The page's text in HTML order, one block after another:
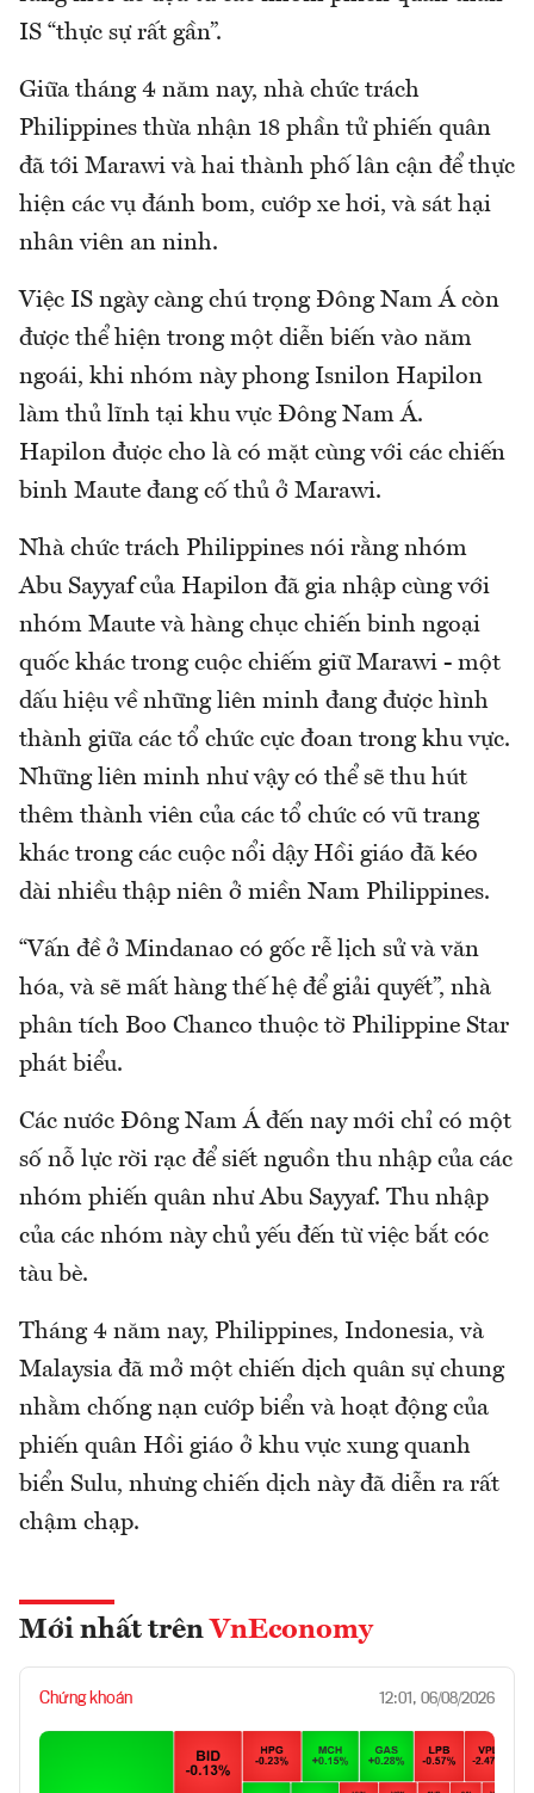
IS “thực sự rất gần”.
Giữa tháng 4 năm nay, nhà chức trách
Philippines thừa nhận 18 phần tử phiến quân
đã tới Marawi và hai thành phố lân cận để thực
hiện các vụ đánh bom, cướp xe hơi, và sát hại
nhân viên an ninh.
Việc IS ngày càng chú trọng Đông Nam Á còn
được thể hiện trong một diễn biến vào năm
ngoái, khi nhóm này phong Isnilon Hapilon
làm thủ lĩnh tại khu vực Đông Nam Á.
Hapilon được cho là có mặt cùng với các chiến
binh Maute đang cố thủ ở Marawi.
Nhà chức trách Philippines nói rằng nhóm
Abu Sayyaf của Hapilon đã gia nhập cùng với
nhóm Maute và hàng chục chiến binh ngoại
quốc khác trong cuộc chiếm giữ Marawi - một
dấu hiệu về những liên minh đang được hình
thành giữa các tổ chức cực đoan trong khu vực.
Những liên minh như vậy có thể sẽ thu hút
thêm thành viên của các tổ chức có vũ trang
khác trong các cuộc nổi dậy Hồi giáo đã kéo
dài nhiều thập niên ở miền Nam Philippines.
“Vấn đề ở Mindanao có gốc rễ lịch sử và văn
hóa, và sẽ mất hàng thế hệ để giải quyết”, nhà
phân tích Boo Chanco thuộc tờ Philippine Star
phát biểu.
Các nước Đông Nam Á đến nay mới chỉ có một
số nỗ lực rời rạc để siết nguồn thu nhập của các
nhóm phiến quân như Abu Sayyaf. Thu nhập
của các nhóm này chủ yếu đến từ việc bắt cóc
tàu bè.
Tháng 4 năm nay, Philippines, Indonesia, và
Malaysia đã mở một chiến dịch quân sự chung
nhằm chống nạn cướp biển và hoạt động của
phiến quân Hồi giáo ở khu vực xung quanh
biển Sulu, nhưng chiến dịch này đã diễn ra rất
chậm chạp.
Mới nhất trên VnEconomy
Chứng khoán 12:01, 06/08/2026